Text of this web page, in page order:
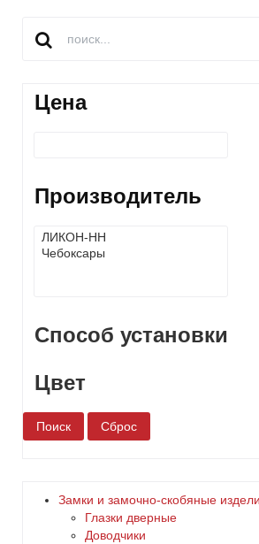
Цена
Производитель
Способ установки
ввертной
врезной
накладной
Цвет
белый
Замки и замочно-скобяные
Глазки дверные
Доводчики